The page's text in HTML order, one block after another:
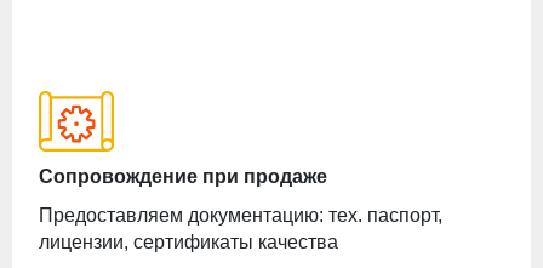
Сопровождение при продаже
Предоставляем документацию: тех. паспорт,
лицензии, сертификаты качества